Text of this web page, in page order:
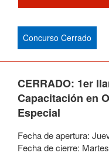
Concurso Cerrado
CERRADO: 1er
Capacitación en
Especial
Fecha de apertura:
Fecha de cierre: Martes